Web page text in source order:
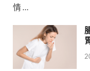
情 …